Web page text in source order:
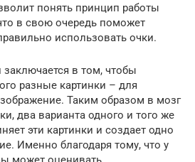
понять принцип работы
в свою очередь поможет
использовать очки.
заключается в том, чтобы
разные картинки – для
Таким образом в мозг
два варианта одного и того же
эти картинки и создает одно
Именно благодаря тому, что у